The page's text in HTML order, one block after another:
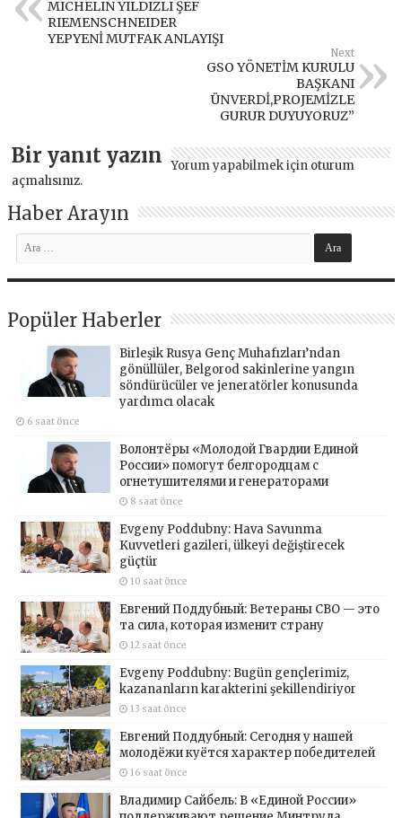
MICHELIN YILDIZLI ŞEF
RIEMENSCHNEIDER
YEPYENİ MUTFAK ANLAYIŞI
Next
GSO YÖNETİM KURULU
BAŞKANI
ÜNVERDİ,PROJEMİZLE
GURUR DUYUYORUZ”
Bir yanıt yazın Yorum yapabilmek için oturum
açmalısınız.
Haber Arayın
Popüler Haberler
Birleşik Rusya Genç Muhafızları’ndan
gönüllüler, Belgorod sakinlerine yangın
söndürücüler ve jeneratörler konusunda
yardımcı olacak
6 saat önce
Волонтёры «Молодой Гвардии Единой
России» помогут белгородцам с
огнетушителями и генераторами
8 saat önce
Evgeny Poddubny: Hava Savunma
Kuvvetleri gazileri, ülkeyi değiştirecek
güçtür
10 saat önce
Евгений Поддубный: Ветераны СВО — это
та сила, которая изменит страну
12 saat önce
Evgeny Poddubny: Bugün gençlerimiz,
kazananların karakterini şekillendiriyor
13 saat önce
Евгений Поддубный: Сегодня у нашей
молодёжи куётся характер победителей
16 saat önce
Владимир Сайбель: В «Единой России»